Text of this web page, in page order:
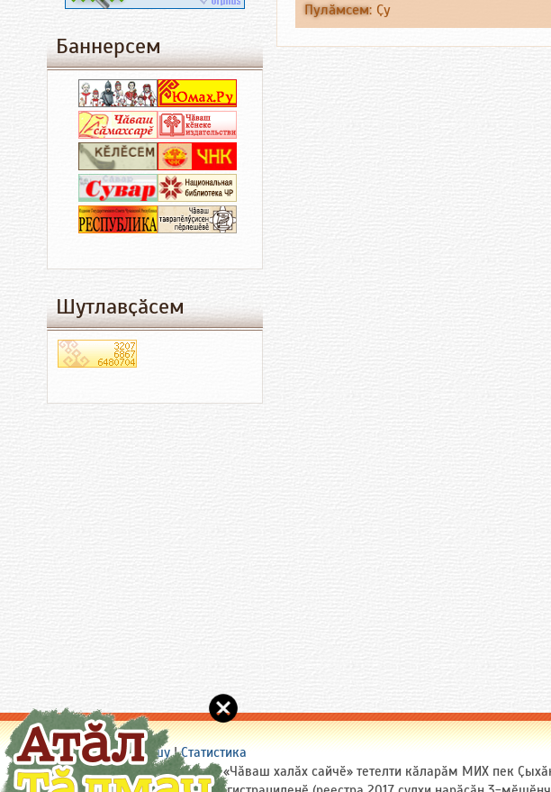
Пулӑмсем: Ҫу
Баннерсем
Шутлавҫӑсем
Сайт пирки| Пулӑшу|Статистика
(c) 2005-2026 Chuvash.Org | «Чӑваш халӑх сайчӗ» тетелти кӑларӑм МИХ пек